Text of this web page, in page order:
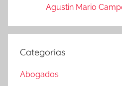
Agustin Mario
Categorias
Abogados